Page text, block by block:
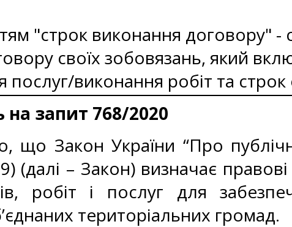
"строк виконання договору" -
своїх зобовязань, який
послуг/виконання робіт та строк
на запит 768/2020
Закон України “Про публічні
(далі – Закон) визначає правові
робіт і послуг для
територіальних громад.